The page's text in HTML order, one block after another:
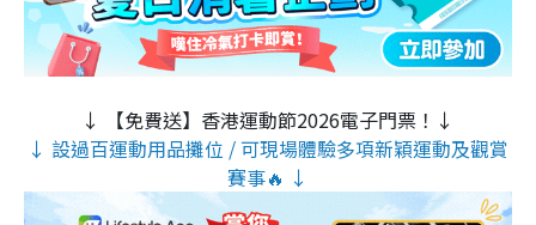
↓ 【免費送】香港運動節2026電子門票！↓
↓ 設過百運動用品攤位 / 可現場體驗多項新穎運動及觀賞
賽事🔥 ↓